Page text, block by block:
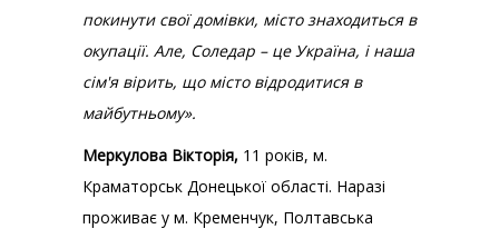
покинути свої домівки, місто знаходиться в
окупації. Але, Соледар – це Україна, і наша
сім'я вірить, що місто відродитися в
майбутньому».
Меркулова Вікторія, 11 років, м.
Краматорськ Донецької області. Наразі
проживає у м. Кременчук, Полтавська